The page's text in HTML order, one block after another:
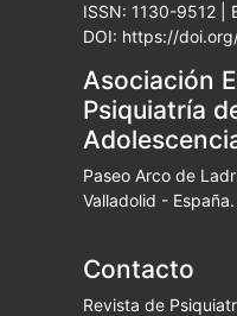
ISSN: 1130-9512 |
DOI: https://
Asociación
Psiquiatría
Paseo Arco de
Valladolid - España.
Contacto
Revista de